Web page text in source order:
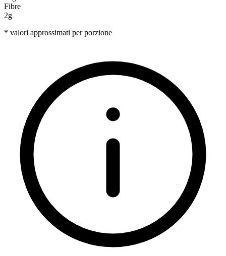
Fibre
2g
* valori approssimati per porzione